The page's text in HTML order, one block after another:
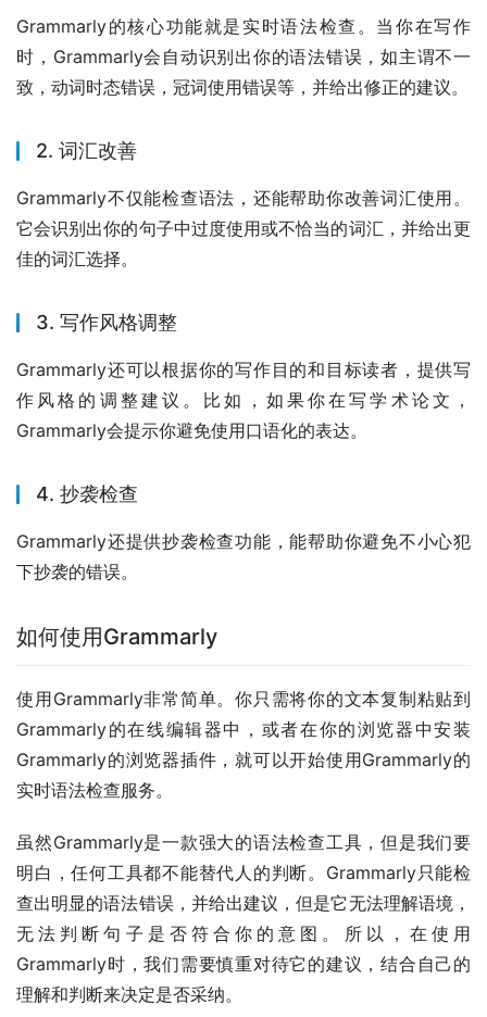
Grammarly的核心功能就是实时语法检查。当你在写作
时，Grammarly会自动识别出你的语法错误，如主谓不一
致，动词时态错误，冠词使用错误等，并给出修正的建议。
2. 词汇改善
Grammarly不仅能检查语法，还能帮助你改善词汇使用。
它会识别出你的句子中过度使用或不恰当的词汇，并给出更
佳的词汇选择。
3. 写作风格调整
Grammarly还可以根据你的写作目的和目标读者，提供写
作风格的调整建议。比如，如果你在写学术论文，
Grammarly会提示你避免使用口语化的表达。
4. 抄袭检查
Grammarly还提供抄袭检查功能，能帮助你避免不小心犯
下抄袭的错误。
如何使用Grammarly
使用Grammarly非常简单。你只需将你的文本复制粘贴到
Grammarly的在线编辑器中，或者在你的浏览器中安装
Grammarly的浏览器插件，就可以开始使用Grammarly的
实时语法检查服务。
虽然Grammarly是一款强大的语法检查工具，但是我们要
明白，任何工具都不能替代人的判断。Grammarly只能检
查出明显的语法错误，并给出建议，但是它无法理解语境，
无法判断句子是否符合你的意图。所以，在使用
Grammarly时，我们需要慎重对待它的建议，结合自己的
理解和判断来决定是否采纳。